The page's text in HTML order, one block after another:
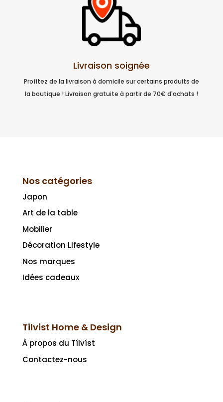
Livraison soignée
Profitez de la livraison à domicile sur certains produits de
la boutique ! Livraison gratuite à partir de 70€ d'achats !
Nos catégories
Japon
Art de la table
Mobilier
Décoration Lifestyle
Nos marques
Idées cadeaux
Tilvist Home & Design
À propos du Tílvíst
Contactez-nous